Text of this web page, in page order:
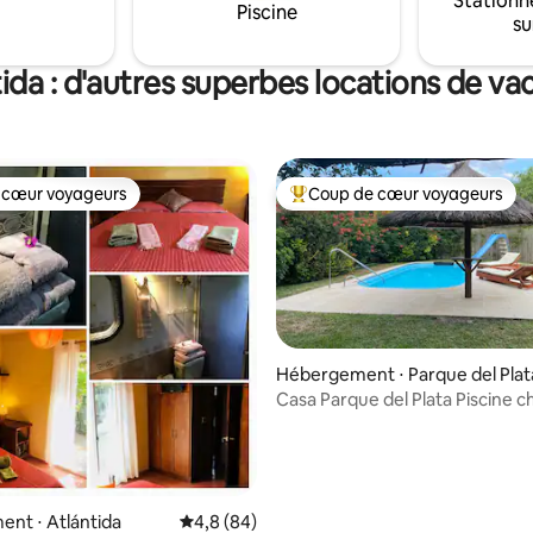
Piscine
: d'autres superbes locations de
la base de 16 commentaires : 4,94 sur 5
cœur voyageurs
voyageurs
⋅ Atlántida Évaluation moyenne sur la base de 84
4,8 (84)
Coups de cœur voyageurs les
Coup de cœur voyageurs
Hébergement ⋅ Parque del
Casa Parque del Plata Piscine